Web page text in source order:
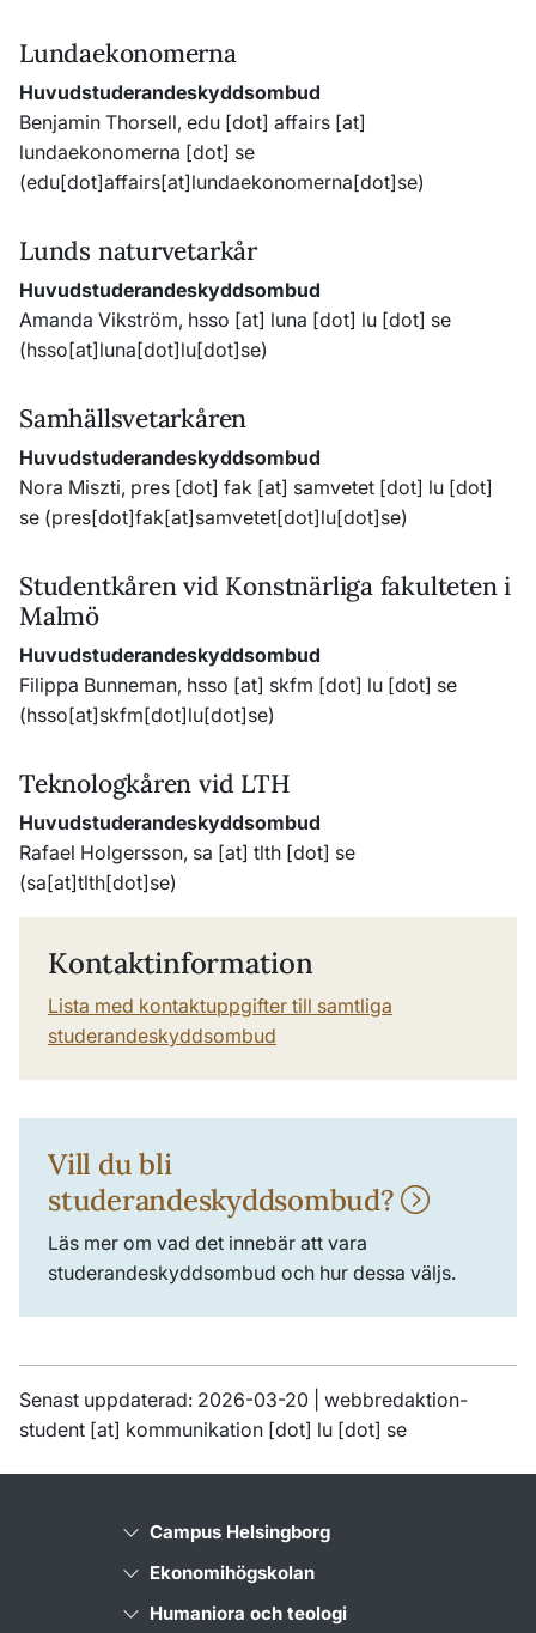
Lundaekonomerna
Huvudstuderandeskyddsombud
Benjamin Thorsell, edu [dot] affairs [at]
lundaekonomerna [dot] se
(edu[dot]affairs[at]lundaekonomerna[dot]se)
Lunds naturvetarkår
Huvudstuderandeskyddsombud
Amanda Vikström, hsso [at] luna [dot] lu [dot] se
(hsso[at]luna[dot]lu[dot]se)
Samhällsvetarkåren
Huvudstuderandeskyddsombud
Nora Miszti, pres [dot] fak [at] samvetet [dot] lu [dot]
se (pres[dot]fak[at]samvetet[dot]lu[dot]se)
Studentkåren vid Konstnärliga fakulteten i
Malmö
Huvudstuderandeskyddsombud
Filippa Bunneman, hsso [at] skfm [dot] lu [dot] se
(hsso[at]skfm[dot]lu[dot]se)
Teknologkåren vid LTH
Huvudstuderandeskyddsombud
Rafael Holgersson, sa [at] tlth [dot] se
(sa[at]tlth[dot]se)
Kontaktinformation
Lista med kontaktuppgifter till samtliga
studerandeskyddsombud
Vill du bli
studerandeskyddsombud?
Läs mer om vad det innebär att vara
studerandeskyddsombud och hur dessa väljs.
Senast uppdaterad: 2026-03-20 | webbredaktion-
student [at] kommunikation [dot] lu [dot] se
Campus Helsingborg
Ekonomihögskolan
Humaniora och teologi